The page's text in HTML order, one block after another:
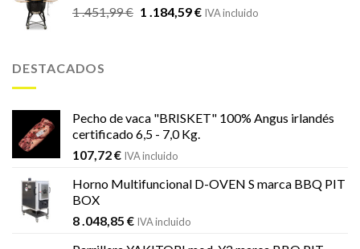
1 .451,99€ El
1 .184,59€ElIVA incluido
DESTACADOS
Pecho de vaca "BRISKET" 100% Angus irlandés
certificado 6,5 - 7,0 Kg.
107,72€ IVA incluido
Horno Multifuncional D-OVEN S marca BBQ PIT
BOX
8 .048,85 € IVA incluido